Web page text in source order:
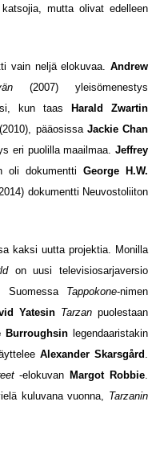
mutta olivat edelleen
vain neljä elokuvaa. Andrew
(2007) yleisömenestys
kun taas
Harald Zwartin
pääosissa Jackie Chan
eri puolilla maailmaa.Jeffrey
oli dokumentti George H.W.
dokumentti Neuvostoliiton
kaksi uutta projektia. Monilla
on uusi televisiosarjaversio
Suomessa Tappokone-nimen
Yatesin Tarzan puolestaan
Burroughsinlegendaaristakin
Alexander Skarsgård .
-elokuvan Margot Robbie.
kuluvana vuonna, Tarzanin